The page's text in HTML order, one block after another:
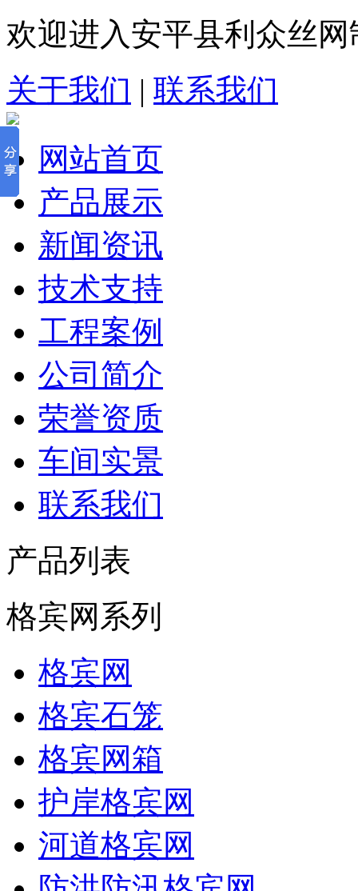
欢迎进入安平县利众丝
关于我们 | 联系我们
网站首页
产品展示
新闻资讯
技术支持
工程案例
公司简介
荣誉资质
车间实景
联系我们
产品列表
格宾网系列
格宾网
格宾石笼
格宾网箱
护岸格宾网
河道格宾网